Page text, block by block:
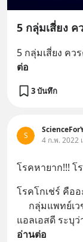
5 กลุ่มเสี่ยง ค
5 กลุ่มเสี่ยง คว
ต่อ
3 บันทึก
S
4 ก.พ. 2022
โรคหายาก!!! โ
โรคโกเช่ร์ คืออ
แอลเอสดี ระบุว่
อ่านต่อ